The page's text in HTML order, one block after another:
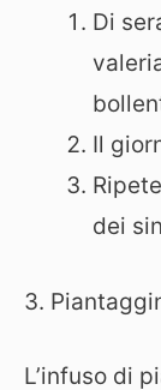
Di
Il
dei
3.
L’infuso di